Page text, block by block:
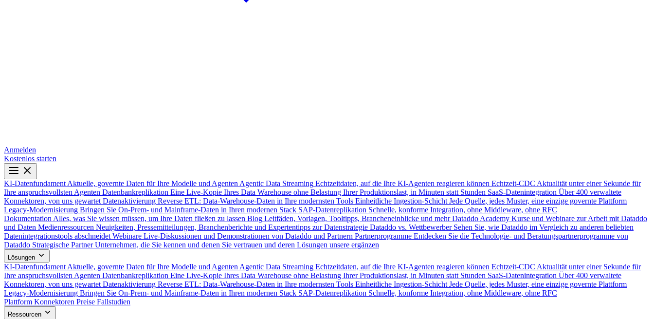
Anmelden
Kostenlos starten
KI-Datenfundament Aktuelle, governte Daten für Ihre Modelle und Agenten Agentic Data Streaming Echtzeitdaten, auf die Ihre KI-Agenten reagieren können Echtzeit-CDC Aktualität unter einer Sekunde für
Ihre anspruchsvollsten Agenten Datenbankreplikation Eine Live-Kopie Ihres Data Warehouse ohne Belastung Ihrer Produktionslast, in Minuten statt Stunden SaaS-Datenintegration Über 400 verwaltete
Konnektoren, von uns gewartet Datenaktivierung Reverse ETL: Data-Warehouse-Daten in Ihre modernsten Tools Einheitliche Ingestion-Schicht Jede Quelle, jedes Muster, eine einzige governte Plattform
Legacy-Modernisierung Bringen Sie On-Prem- und Mainframe-Daten in Ihren modernen Stack SAP-Datenreplikation Schnelle, konforme Integration, ohne Middleware, ohne RFC
Dokumentation Alles, was Sie wissen müssen, um Ihre Daten fließen zu lassen Blog Leitfäden, Vorlagen, Tooltipps, Brancheneinblicke und mehr Dataddo Academy Kurse und Webinare zur Arbeit mit Dataddo
und Daten Medienressourcen Neuigkeiten, Pressemitteilungen, Branchenberichte und Expertentipps zur Datenstrategie Dataddo vs. Wettbewerber Sehen Sie, wie Dataddo im Vergleich zu anderen beliebten
Datenintegrationstools abschneidet Webinare Live-Diskussionen und Demonstrationen von Dataddo und Partnern Partnerprogramme Entdecken Sie die Technologie- und Beratungspartnerprogramme von
Dataddo Strategische Partner Unternehmen, die Sie kennen und denen Sie vertrauen und deren Lösungen unsere ergänzen
Lösungen
KI-Datenfundament Aktuelle, governte Daten für Ihre Modelle und Agenten Agentic Data Streaming Echtzeitdaten, auf die Ihre KI-Agenten reagieren können Echtzeit-CDC Aktualität unter einer Sekunde für
Ihre anspruchsvollsten Agenten Datenbankreplikation Eine Live-Kopie Ihres Data Warehouse ohne Belastung Ihrer Produktionslast, in Minuten statt Stunden SaaS-Datenintegration Über 400 verwaltete
Konnektoren, von uns gewartet Datenaktivierung Reverse ETL: Data-Warehouse-Daten in Ihre modernsten Tools Einheitliche Ingestion-Schicht Jede Quelle, jedes Muster, eine einzige governte Plattform
Legacy-Modernisierung Bringen Sie On-Prem- und Mainframe-Daten in Ihren modernen Stack SAP-Datenreplikation Schnelle, konforme Integration, ohne Middleware, ohne RFC
Plattform Konnektoren Preise Fallstudien
Ressourcen